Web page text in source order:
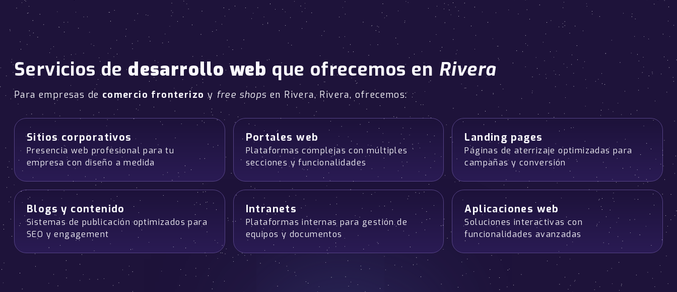
Servicios dedesarrollo web que ofrecemos en Rivera
Para empresas de comercio fronterizo y free shops en Rivera, Rivera, ofrecemos:
Sitios corporativos
Presencia web profesional para tu
empresa con diseño a medida
Portales web
Plataformas complejas con múltiples
secciones y funcionalidades
Landing pages
Páginas de aterrizaje optimizadas para
campañas y conversión
Blogs y contenido
Sistemas de publicación optimizados para
SEO y engagement
Intranets
Plataformas internas para gestión de
equipos y documentos
Aplicaciones web
Soluciones interactivas con
funcionalidades avanzadas